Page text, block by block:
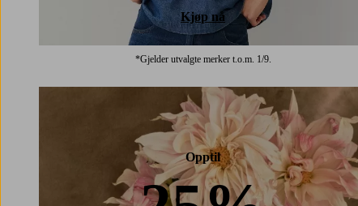
Kjøp nå
*Gjelder utvalgte merker t.o.m. 1/9.
Opptil